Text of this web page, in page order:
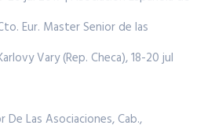
Eur. Master Senior de las
Vary (Rep. Checa), 18-20 jul
De Las Asociaciones, Cab.,